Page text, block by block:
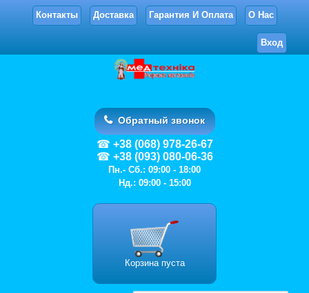
Контакты Доставка Гарантия И Оплата О Нас
Вход
Обратный звонок
+38 (068) 978-26-67
+38 (093) 080-06-36
Пн.- Сб.: 09:00 - 18:00
Нд.: 09:00 - 15:00
Корзина пуста